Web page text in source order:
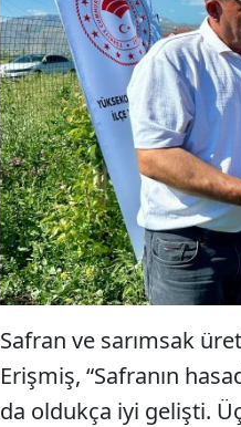
Safran ve sarımsak
Erişmiş, “Safranın
da oldukça iyi gelişti.